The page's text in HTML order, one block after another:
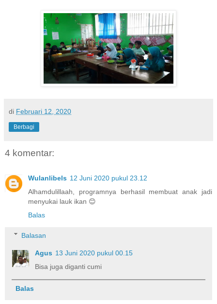
di Februari 12, 2020
Berbagi
4 komentar:
Wulanlibels 12 Juni 2020 pukul 23.12
Alhamdulillaah, programnya berhasil membuat anak jadi
menyukai lauk ikan 😊
Balas
Balasan
Agus 13 Juni 2020 pukul 00.15
Bisa juga diganti cumi
Balas